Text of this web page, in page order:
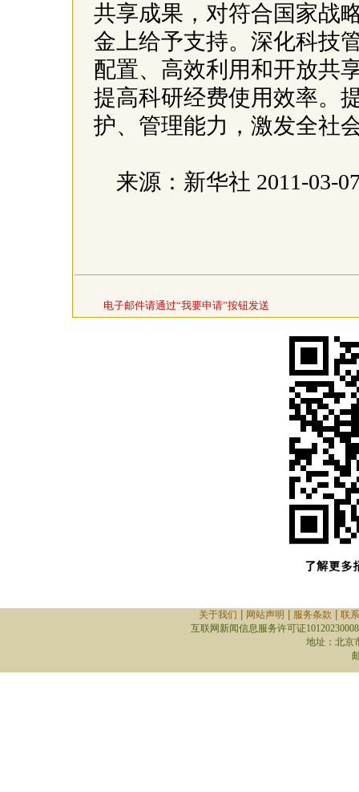
共享成果，对符合国家战
金上给予支持。深化科技
配置、高效利用和开放共
提高科研经费使用效率。
护、管理能力，激发全社
来源：新华社 2011-03-
电子邮件请通过“我要申请”按钮发送
关于我们 网站声明 服务条款
联
互联网新闻信息服务许可证10120230008
地址：北京